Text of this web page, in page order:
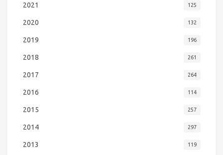
2021 125
2020 132
2019 196
2018 261
2017 264
2016 114
2015 257
2014 297
2013 119